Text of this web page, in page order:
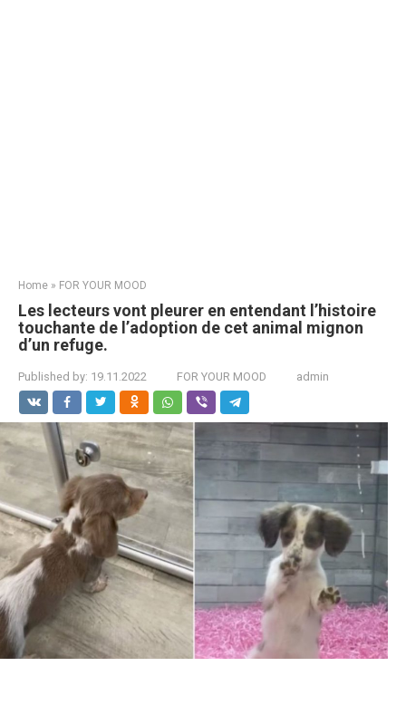
Home » FOR YOUR MOOD
Les lecteurs vont pleurer en entendant l’histoire
touchante de l’adoption de cet animal mignon
d’un refuge.
Published by: 19.11.2022 FOR YOUR MOOD admin